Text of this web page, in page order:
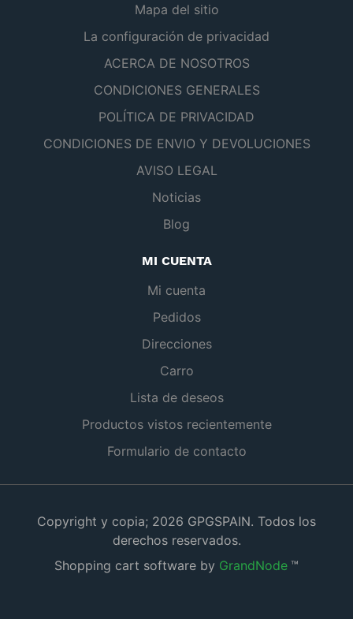
Mapa del sitio
La configuración de privacidad
ACERCA DE NOSOTROS
CONDICIONES GENERALES
POLÍTICA DE PRIVACIDAD
CONDICIONES DE ENVIO Y DEVOLUCIONES
AVISO LEGAL
Noticias
Blog
MI CUENTA
Mi cuenta
Pedidos
Direcciones
Carro
Lista de deseos
Productos vistos recientemente
Formulario de contacto
Copyright y copia; 2026 GPGSPAIN. Todos los
derechos reservados.
Shopping cart software by GrandNode ™